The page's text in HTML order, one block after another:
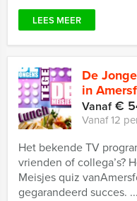
LEES MEER
De
in
Vanaf€
Vanaf 12
Het bekende TV
vrienden of collega’s?
Meisjes quiz
gegarandeerd succes. ...